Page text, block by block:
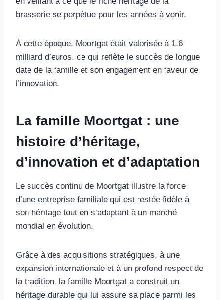
brasserie se perpétue pour les années à venir.
À cette époque, Moortgat était valorisée à 1,6
milliard d’euros, ce qui reflète le succès de longue
date de la famille et son engagement en faveur de
l’innovation.
La famille Moortgat : une
histoire d’héritage,
d’innovation et d’adaptation
Le succès continu de Moortgat illustre la force
d’une entreprise familiale qui est restée fidèle à
son héritage tout en s’adaptant à un marché
mondial en évolution.
Grâce à des acquisitions stratégiques, à une
expansion internationale et à un profond respect de
la tradition, la famille Moortgat a construit un
héritage durable qui lui assure sa place parmi les